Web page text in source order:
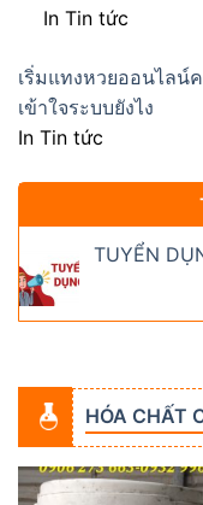
In Tin tức
เริ่มแทงหวยออนไลน์
เข้าใจระบบยังไง
In Tin tức
TUYỂN
HÓA CHẤT